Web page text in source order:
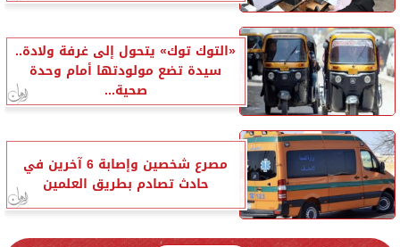
«التوك توك» يتحول إلى غرفة ولادة..
سيدة تضع مولودتها أمام وحدة
صحية...
مصرع شخصين وإصابة 6 آخرين في
حادث تصادم بطريق العلمين